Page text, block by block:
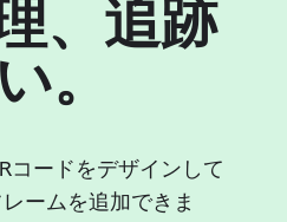
、追跡
。
コードをデザインして
ームを追加できま